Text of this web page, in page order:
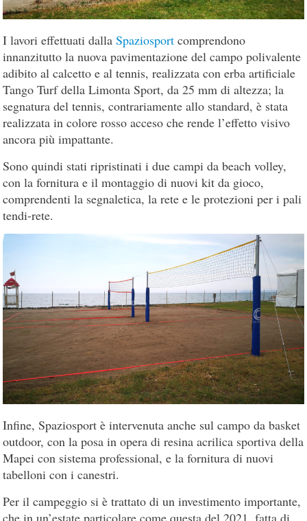
I lavori effettuati dallaSpaziosport comprendono
innanzitutto la nuova pavimentazione del campo polivalente
adibito al calcetto e al tennis, realizzata con erba artificiale
Tango Turf della Limonta Sport, da 25 mm di altezza; la
segnatura del tennis, contrariamente allo standard, è stata
realizzata in colore rosso acceso che rende l’effetto visivo
ancora più impattante.
Sono quindi stati ripristinati i due campi da beach volley,
con la fornitura e il montaggio di nuovi kit da gioco,
comprendenti la segnaletica, la rete e le protezioni per i pali
tendi-rete.
Infine, Spaziosport è intervenuta anche sul campo da basket
outdoor, con la posa in opera di resina acrilica sportiva della
Mapei con sistema professional, e la fornitura di nuovi
tabelloni con i canestri.
Per il campeggio si è trattato di un investimento importante,
che in un’estate particolare come questa del 2021, fatta di